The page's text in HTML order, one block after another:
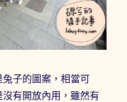
子的圖案，相當可
有開放內用，雖然有